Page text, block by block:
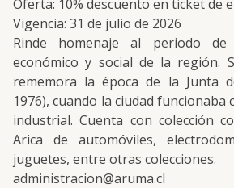
Oferta: 10% descuento en ticket de
Vigencia: 31 de julio de 2026
Rinde homenaje al periodo de
económico y social de la región.
rememora la época de la Junta
1976), cuando la ciudad
industrial. Cuenta con colección
Arica de automóviles,
juguetes, entre otras colecciones.
administracion@aruma.cl